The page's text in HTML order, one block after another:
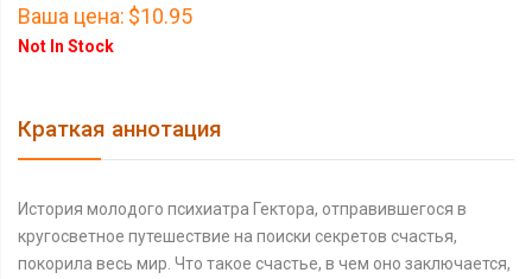
Ваша цена: $10.95
Not In Stock
Краткая аннотация
История молодого психиатра Гектора, отправившегося в
кругосветное путешествие на поиски секретов счастья,
покорила весь мир. Что такое счастье, в чем оно заключается,